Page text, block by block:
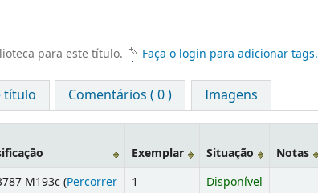
para este título. Faça o login para adicionar tags.
título Comentários ( 0 ) Imagens
Exemplar Situação Notas
M193c (Percorrer
1 Disponível